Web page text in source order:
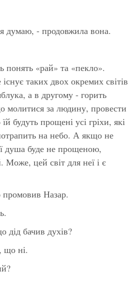
думаю, - продовжила вона.
«рай» та «пекло».
таких двох окремих світів
а в другому - горить
за людину, провести
будуть прощені усі гріхи, які
на небо. А якщо не
душа буде не прощеною,
цей світ для неї і є
Назар.
дід бачив духів?
ні.